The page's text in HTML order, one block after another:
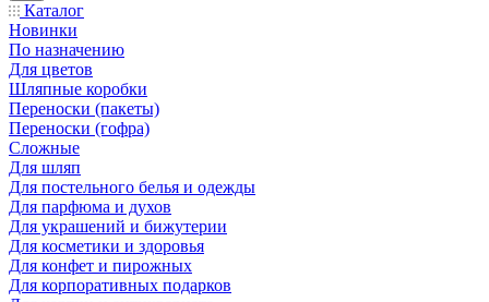
Каталог
Новинки
По назначению
Для цветов
Шляпные коробки
Переноски (пакеты)
Переноски (гофра)
Сложные
Для шляп
Для постельного белья и одежды
Для парфюма и духов
Для украшений и бижутерии
Для косметики и здоровья
Для конфет и пирожных
Для корпоративных подарков